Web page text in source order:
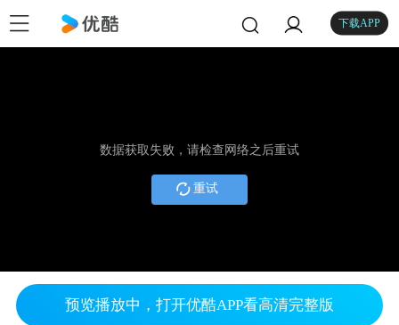
下载APP
数据获取失败，请检查网络之后重试
重试
预览播放中，打开优酷APP看高清完整版